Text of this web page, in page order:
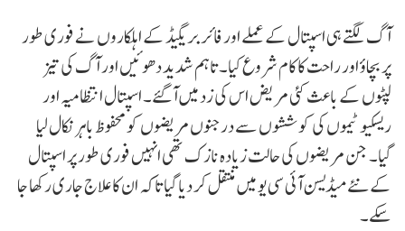
آگ لگتے ہی اسپتال کے عملے اور فائر بریگیڈ کے اہلکاروں نے فوری طور
پر بچاؤ اور راحت کا کام شروع کیا۔ تاہم شدید دھوئیں اور آگ کی تیز
لپٹوں کے باعث کئی مریض اس کی زد میں آگئے۔ اسپتال انتظامیہ اور
ریسکیو ٹیموں کی کوششوں سے درجنوں مریضوں کو محفوظ باہر نکال لیا
گیا۔ جن مریضوں کی حالت زیادہ نازک تھی انہیں فوری طور پر اسپتال
کے نئے میڈیسن آئی سی یو میں منتقل کر دیا گیا تاکہ ان کا علاج جاری رکھا جا
سکے۔